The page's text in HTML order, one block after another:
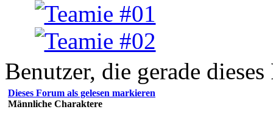
Benutzer, die gerade
Dieses Forum als gelesen markieren
Männliche Charaktere